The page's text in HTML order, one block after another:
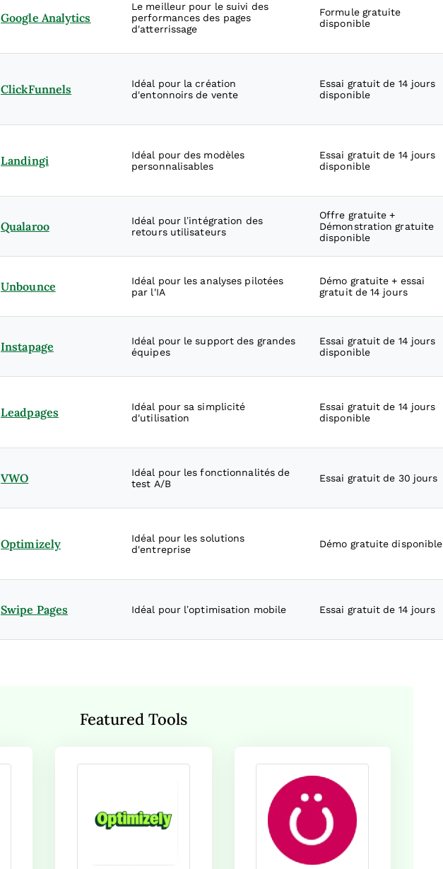
Google Analytics
Le meilleur pour le suivi des
performances des pages
d'atterrissage
Formule gratuite
disponible
ClickFunnels
Idéal pour la création
d'entonnoirs de vente
Essai gratuit de 14 jours
disponible
Landingi
Idéal pour des modèles
personnalisables
Essai gratuit de 14 jours
disponible
Qualaroo
Idéal pour l’intégration des
retours utilisateurs
Offre gratuite +
Démonstration gratuite
disponible
Unbounce
Idéal pour les analyses pilotées
par l'IA
Démo gratuite + essai
gratuit de 14 jours
Instapage
Idéal pour le support des grandes
équipes
Essai gratuit de 14 jours
disponible
Leadpages
Idéal pour sa simplicité
d'utilisation
Essai gratuit de 14 jours
disponible
VWO
Idéal pour les fonctionnalités de
test A/B
Essai gratuit de 30 jours
Optimizely
Idéal pour les solutions
d'entreprise
Démo gratuite disponible
Swipe Pages Idéal pour l’optimisation mobile Essai gratuit de 14 jours
Featured Tools